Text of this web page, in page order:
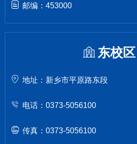
邮编：453000
东校区
地址：新乡市平原路东段
电话：0373-5056100
传真：0373-5056100